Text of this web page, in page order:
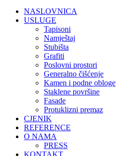
NASLOVNICA
USLUGE
Tapisoni
Namještaj
Stubišta
Grafiti
Poslovni prostori
Generalno čišćenje
Kamen i podne obloge
Staklene površine
Fasade
Protuklizni premaz
CJENIK
REFERENCE
O NAMA
PRESS
KONTAKT